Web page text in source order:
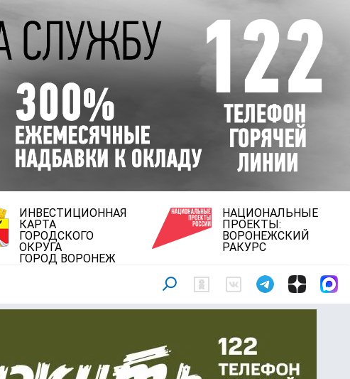
ИНВЕСТИЦИОННАЯ
КАРТА
ГОРОДСКОГО
ОКРУГА
ГОРОД ВОРОНЕЖ
НАЦИОНАЛЬНЫЕ
ПРОЕКТЫ:
ВОРОНЕЖСКИЙ
РАКУРС